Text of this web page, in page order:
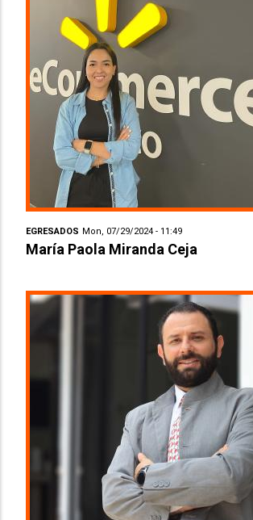
EGRESADOS Mon, 07/29/2024 - 11:49
María Paola Miranda Ceja